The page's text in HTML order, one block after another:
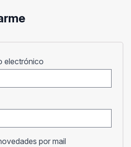
electrónico
por mail